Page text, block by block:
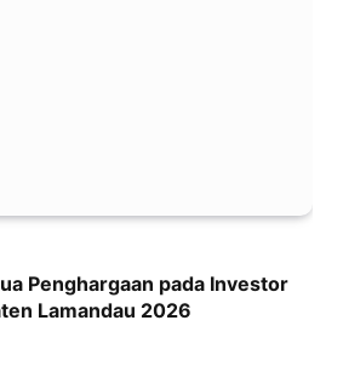
Penghargaan pada Investor
Lamandau 2026